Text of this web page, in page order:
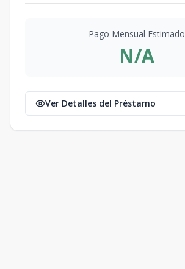
Pago Mensual Estimado
N/A
Ver Detalles del Préstamo